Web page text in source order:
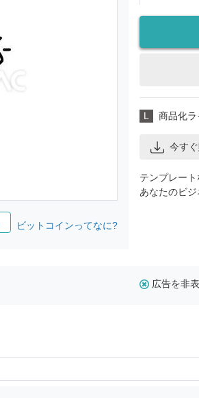
ビットコインってなに?
L 商品化ラ
今す
テンプレー
あなたのビジ
広告を非